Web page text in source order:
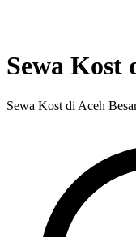
Sewa Kost
Sewa Kost di Aceh